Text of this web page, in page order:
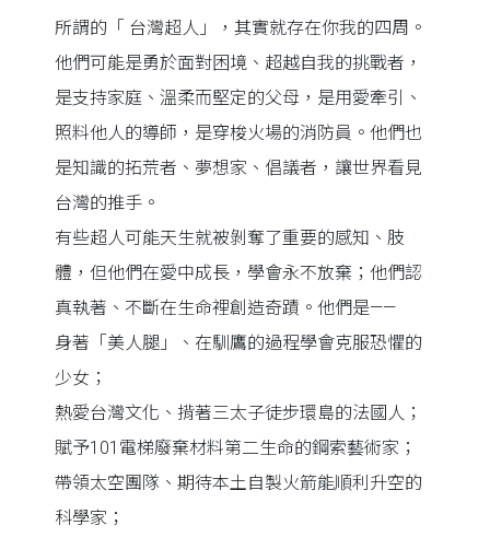
所謂的「 台灣超人」，其實就存在你我的四周。
他們可能是勇於面對困境、超越自我的挑戰者，
是支持家庭、溫柔而堅定的父母，是用愛牽引、
照料他人的導師，是穿梭火場的消防員。他們也
是知識的拓荒者、夢想家、倡議者，讓世界看見
台灣的推手。
有些超人可能天生就被剝奪了重要的感知、肢
體，但他們在愛中成長，學會永不放棄；他們認
真執著、不斷在生命裡創造奇蹟。他們是——
身著「美人腿」、在馴鷹的過程學會克服恐懼的
少女；
熱愛台灣文化、揹著三太子徒步環島的法國人；
賦予101電梯廢棄材料第二生命的鋼索藝術家；
帶領太空團隊、期待本土自製火箭能順利升空的
科學家；